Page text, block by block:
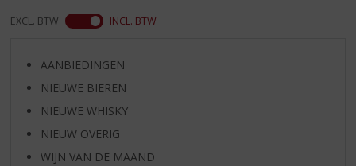
EXCL. BTW INCL. BTW
AANBIEDINGEN
NIEUWE BIEREN
NIEUWE WHISKY
NIEUW OVERIG
WIJN VAN DE MAAND